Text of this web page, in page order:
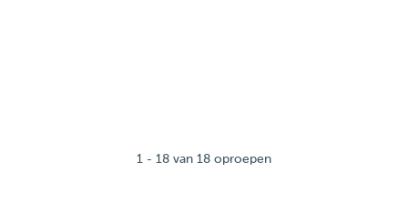
1 - 18 van 18 oproepen